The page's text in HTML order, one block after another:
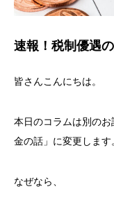
速報！税制優遇
皆さんこんにちは。
本日のコラムは別の
金の話」に変更します
なぜなら、